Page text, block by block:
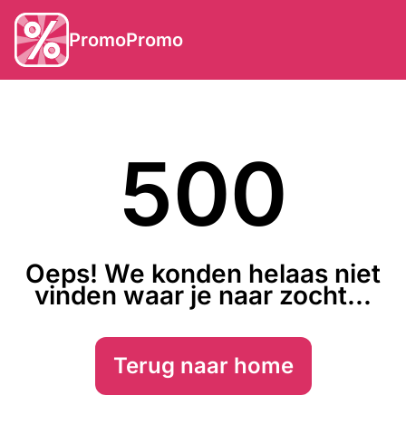
PromoPromo
500
Oeps! We konden helaas niet
vinden waar je naar zocht...
Terug naar home